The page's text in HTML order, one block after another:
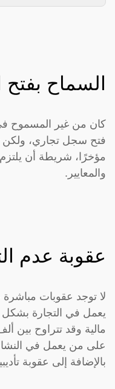
السماح
كان من غير المسموح
فتح سجل تجاري، ولكن
مؤخرًا، شريطة أن
والمعايير.
عقوبة عدم
لا توجد عقوبات
يعمل في التجارة
على من يعمل في
بالإضافة إلى عقوبة